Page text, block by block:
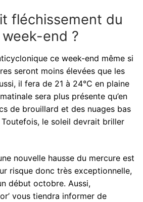
fléchissement du
end ?
ce week-end même si
seront moins élevées que les
il fera de 21 à 24°C en plaine
sera plus présente qu’en
de brouillard et des nuages bas
le soleil devrait briller
nouvelle hausse du mercure est
risque donc très exceptionnelle,
début octobre. Aussi,
vous tiendra informer de